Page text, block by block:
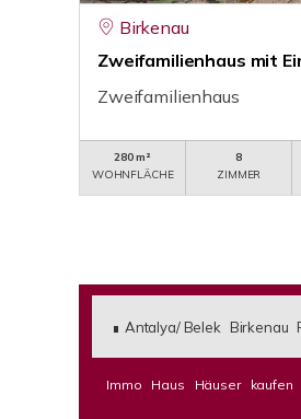
Birkenau
Zweifamilienhaus mit
Zweifamilienhaus
280 m²
WOHNFLÄCHE
8
ZIMMER
Antalya/ Belek Birkenau
Immo Haus Häuser kaufen